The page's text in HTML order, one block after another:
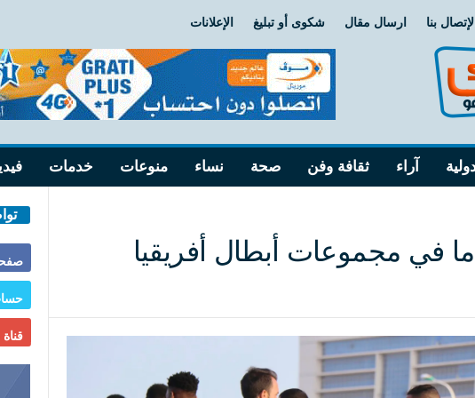
الإتصال بنا ارسال مقال شكوى أو تبليغ الإعلانات
آراء ثقافة وفن صحة نساء منوعات خدمات
في مجموعات أبطال أفريقيا